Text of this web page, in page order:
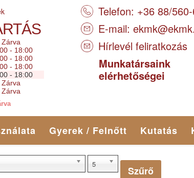
Zárva
- 18:00
- 18:00
- 18:00
- 18:00
Zárva
Zárva
Telefon: +36 88/
E-mail:
Hírlevél feliratkozás
Munkatársaink
elérhetőségei
Gyerek / Felnőtt Kutatás
5
Szűrő